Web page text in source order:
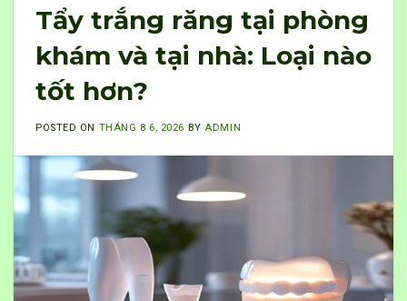
Tẩy trắng răng tại phòng
khám và tại nhà: Loại nào
tốt hơn?
POSTED ON THÁNG 8 6, 2026 BYADMIN